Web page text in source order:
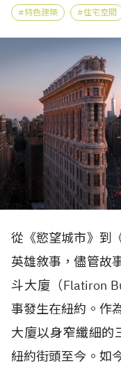
特色建築 住宅空間
從《慾望城市》到
英雄敘事，儘管故
斗大廈（Flatiron
事發生在紐約。作
大廈以身窄纖細的
紐約街頭至今。如